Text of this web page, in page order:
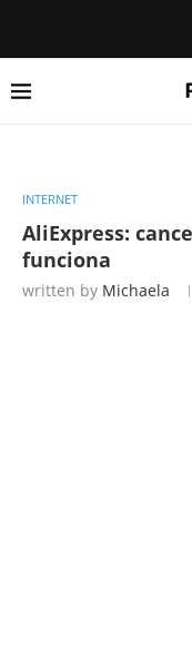
INTERNET
AliExpress:
funciona
written by Michaela